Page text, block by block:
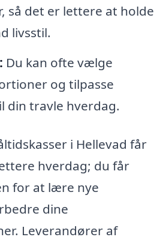
så det er lettere at holde
livsstil.
Du kan ofte vælge
og tilpasse
din travle hverdag.
i Hellevad får
hverdag; du får
for at lære nye
dine
Leverandører af